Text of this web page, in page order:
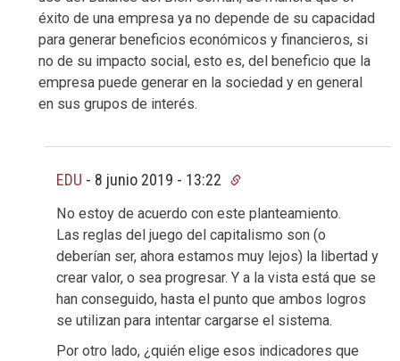
éxito de una empresa ya no depende de su capacidad
para generar beneficios económicos y financieros, si
no de su impacto social, esto es, del beneficio que la
empresa puede generar en la sociedad y en general
en sus grupos de interés.
EDU - 8 junio 2019 - 13:22
No estoy de acuerdo con este planteamiento.
Las reglas del juego del capitalismo son (o
deberían ser, ahora estamos muy lejos) la libertad y
crear valor, o sea progresar. Y a la vista está que se
han conseguido, hasta el punto que ambos logros
se utilizan para intentar cargarse el sistema.
Por otro lado, ¿quién elige esos indicadores que